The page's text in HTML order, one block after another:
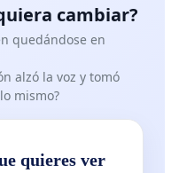
cambiar?
quedándose en
alzó la voz y tomó
mismo?
quieres ver